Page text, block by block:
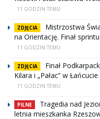
11 GODZIN TEMU
ZDJĘCIA
Mistrzostwa
na Orientację. Finał
11 GODZIN TEMU
ZDJĘCIA
Finał
Kilara i „Pałac” w Łańcucie
11 GODZIN TEMU
PILNE
Tragedia nad
letnia mieszkanka